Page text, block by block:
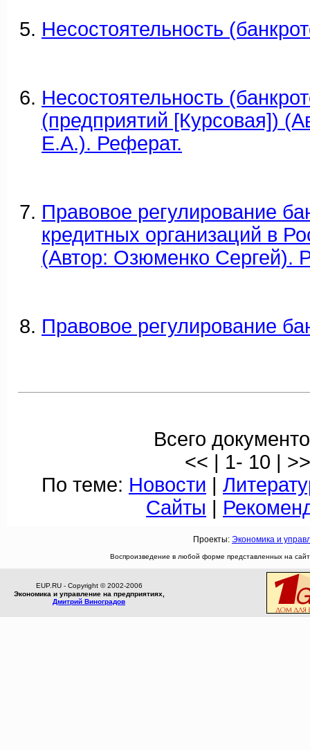
Несостоятельность
Несостоятельность
(предприятий [Курсовая])
Е.А.). Реферат.
Правовое регулирование
кредитных организаций в
(Автор: Озюменко Сергей).
Правовое регулирование
Всего
<< | 1- 10 | >>
По теме: Новости |
Сайты |
Проекты: Экономика и
Воспроизведение в любой форме представленных на
EUP.RU - Copyright © 2002-2006
Экономика и управление на предприятиях,
Дмитрий Виноградов